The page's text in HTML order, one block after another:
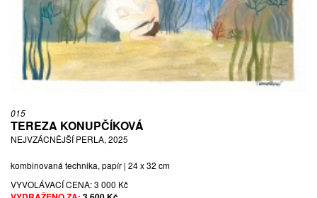
015
TEREZA KONUPČÍKOVÁ
NEJVZÁCNĚJŠÍ PERLA, 2025
kombinovaná technika, papír | 24 x 32 cm
VYVOLÁVACÍ CENA:3 000 Kč